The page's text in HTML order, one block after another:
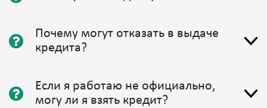
Почему могут отказать в выдаче
кредита?
Если я работаю не официально,
могу ли я взять кредит?